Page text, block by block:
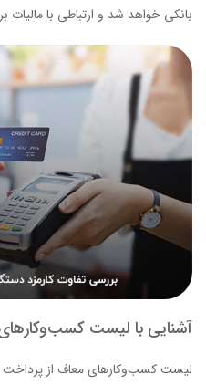
بانکی خواهد شد و ارتباطی با مالیات
آشنایی با لیست کسب‌وکارهای
لیست کسب‌وکارهای معاف از پرداخت